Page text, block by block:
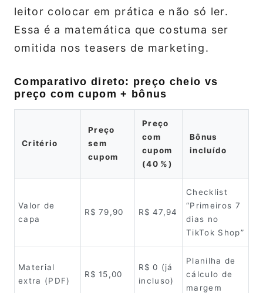
leitor colocar em prática e não só ler.
Essa é a matemática que costuma ser
omitida nos teasers de marketing.
Comparativo direto: preço cheio vs
preço com cupom + bônus
Critério
Preço
sem
cupom
Preço
com
cupom
(40 %)
Bônus
incluído
Valor de
capa
R$ 79,90 R$ 47,94
Checklist
“Primeiros 7
dias no
TikTok Shop”
Material
extra (PDF)
R$ 15,00
R$ 0 (já
incluso)
Planilha de
cálculo de
margem